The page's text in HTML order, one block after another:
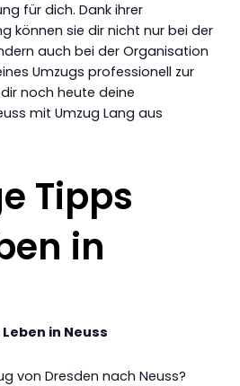
für dich. Dank ihrer
können sie dir nicht nur bei der
auch bei der Organisation
Umzugs professionell zur
noch heute deine
mit Umzug Lang aus
Tipps
in
in Neuss
von Dresden nach Neuss?